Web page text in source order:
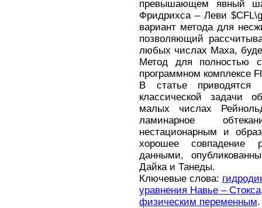
превышающем явный
Фридрихcа – Леви
вариант метода для
позволяющий
любых числах Маха,
Метод для полностью
программном комплексе
В статье приводятся
классической задачи
малых числах
ламинарное
нестационарным и
хорошее совпадение
данными,
Дайка и Танеды.
Ключевые слова:
уравнения Навье – Стокса
физическим переменным.